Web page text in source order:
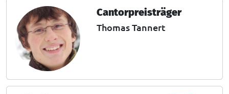
Cantorpreisträger
Thomas Tannert